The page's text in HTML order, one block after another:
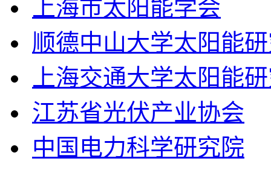
上海市太阳能学会
顺德中山大学太阳能
上海交通大学太阳能
江苏省光伏产业协会
中国电力科学研究院